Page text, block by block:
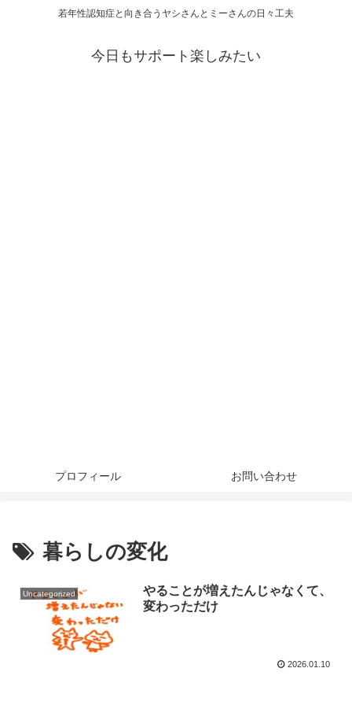
若年性認知症と向き合うヤシさんとミーさんの日々工夫
今日もサポート楽しみたい
プロフィール お問い合わせ
暮らしの変化
Uncategorized
やることが増えたんじゃなくて、
変わっただけ
2026.01.10